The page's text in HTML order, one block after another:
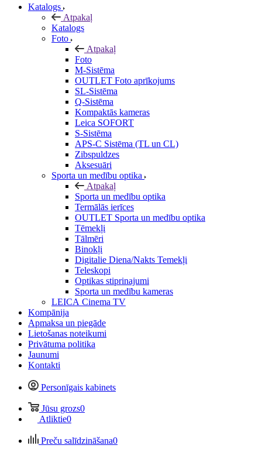
Katalogs
Atpakaļ
Katalogs
Foto
Atpakaļ
Foto
M-Sistēma
OUTLET Foto aprīkojums
SL-Sistēma
Q-Sistēma
Kompaktās kameras
Leica SOFORT
S-Sistēma
APS-C Sistēma (TL un CL)
Zibspuldzes
Aksesuāri
Sporta un medību optika
Atpakaļ
Sporta un medību optika
Termālās ierīces
OUTLET Sporta un medību optika
Tēmekļi
Tālmēri
Binokļi
Digitalie Diena/Nakts Temekļi
Teleskopi
Optikas stiprinajumi
Sporta un medību kameras
LEICA Cinema TV
Kompānija
Apmaksa un piegāde
Lietošanas noteikumi
Privātuma politika
Jaunumi
Kontakti
Personīgais kabinets
Jūsu grozs0
Atliktie0
Preču salīdzināšana0